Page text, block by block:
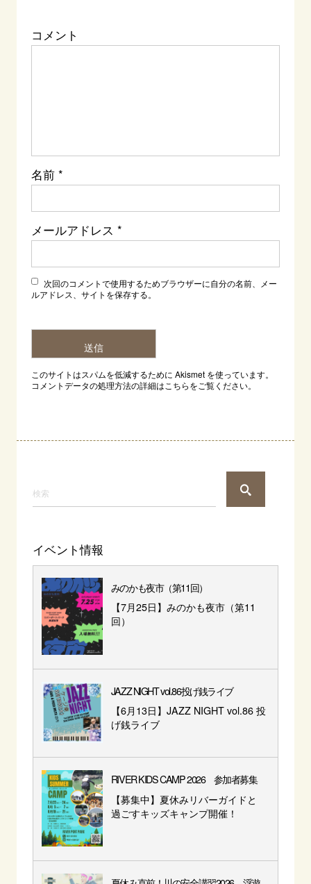
コメント
名前*
メールアドレス*
次回のコメントで使用するためブラウザーに自分の名前、メー
ルアドレス、サイトを保存する。
このサイトはスパムを低減するために Akismet を使っています。
コメントデータの処理方法の詳細はこちらをご覧ください。
イベント情報
みのかも夜市（第11回）
【7月25日】みのかも夜市（第11
回）
JAZZ NIGHT vol.86投げ銭ライブ
【6月13日】JAZZ NIGHT vol.86 投
げ銭ライブ
RIVER KIDS CAMP 2026 参加者募集
【募集中】夏休みリバーガイドと
過ごすキッズキャンプ開催！